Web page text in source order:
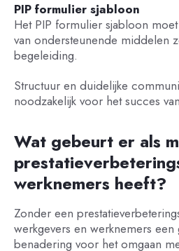
PIP formulier sjabloon
Het PIP formulier sjabloon
van ondersteunende middelen
begeleiding.
Structuur en duidelijke
noodzakelijk voor het succes
Wat gebeurt er als
werknemers heeft?
Zonder een
werkgevers en werknemers
benadering voor het omgaan